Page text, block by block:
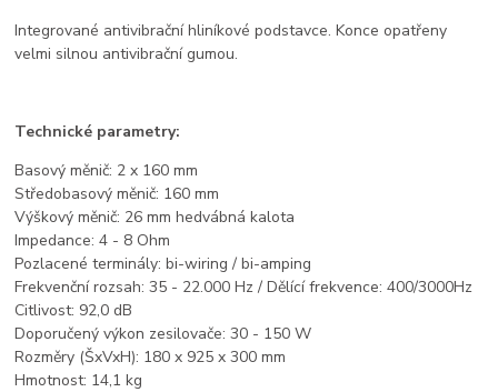
Integrované antivibrační hliníkové podstavce. Konce opatřeny
velmi silnou antivibrační gumou.
Technické parametry:
Basový měnič: 2 x 160 mm
Středobasový měnič: 160 mm
Výškový měnič: 26 mm hedvábná kalota
Impedance: 4 - 8 Ohm
Pozlacené terminály: bi-wiring / bi-amping
Frekvenční rozsah: 35 - 22.000 Hz / Dělící frekvence: 400/3000Hz
Citlivost: 92,0 dB
Doporučený výkon zesilovače: 30 - 150 W
Rozměry (ŠxVxH): 180 x 925 x 300 mm
Hmotnost: 14,1 kg